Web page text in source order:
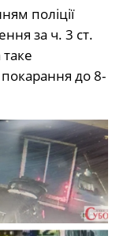
поліції
за ч. 3 ст.
до 8-